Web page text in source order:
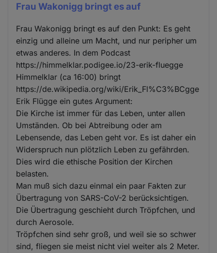
Frau Wakonigg bringt es auf
Frau Wakonigg bringt es auf den Punkt: Es geht
einzig und alleine um Macht, und nur peripher um
etwas anderes. In dem Podcast
https://himmelklar.podigee.io/23-erik-fluegge
Himmelklar (ca 16:00) bringt
https://de.wikipedia.org/wiki/Erik_Fl%C3%BCgge
Erik Flügge ein gutes Argument:
Die Kirche ist immer für das Leben, unter allen
Umständen. Ob bei Abtreibung oder am
Lebensende, das Leben geht vor. Es ist daher ein
Widerspruch nun plötzlich Leben zu gefährden.
Dies wird die ethische Position der Kirchen
belasten.
Man muß sich dazu einmal ein paar Fakten zur
Übertragung von SARS-CoV-2 berücksichtigen.
Die Übertragung geschieht durch Tröpfchen, und
durch Aerosole.
Tröpfchen sind sehr groß, und weil sie so schwer
sind, fliegen sie meist nicht viel weiter als 2 Meter.